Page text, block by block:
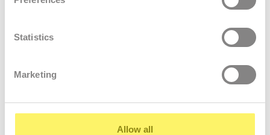
Statistics
Marketing
Allow all
Naši kvalifikovaní administrátori rýchlo a ochotne vyriešia akýkoľvek